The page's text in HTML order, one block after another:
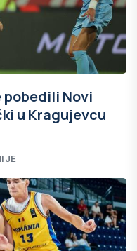
pobedili Novi
u Kragujevcu